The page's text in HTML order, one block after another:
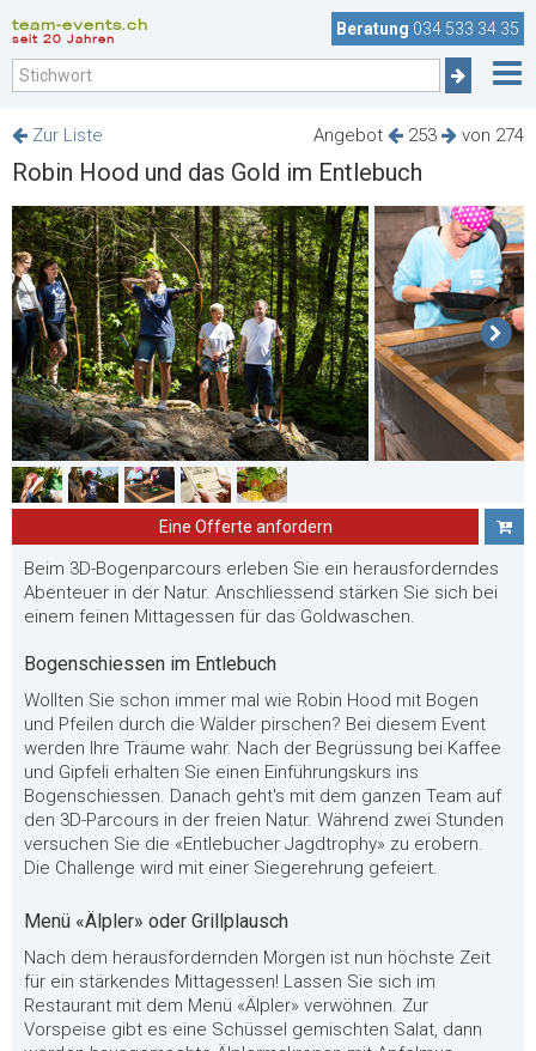
team-events.ch
seit 20 Jahren
Beratung 034 533 34 35
Angebot 253 von 274
Zur Liste
Robin Hood und das Gold im Entlebuch
Eine Offerte anfordern
Beim 3D-Bogenparcours erleben Sie ein herausforderndes
Abenteuer in der Natur. Anschliessend stärken Sie sich bei
einem feinen Mittagessen für das Goldwaschen.
Bogenschiessen im Entlebuch
Wollten Sie schon immer mal wie Robin Hood mit Bogen
und Pfeilen durch die Wälder pirschen? Bei diesem Event
werden Ihre Träume wahr. Nach der Begrüssung bei Kaffee
und Gipfeli erhalten Sie einen Einführungskurs ins
Bogenschiessen. Danach geht's mit dem ganzen Team auf
den 3D-Parcours in der freien Natur. Während zwei Stunden
versuchen Sie die «Entlebucher Jagdtrophy» zu erobern.
Die Challenge wird mit einer Siegerehrung gefeiert.
Menü «Älpler» oder Grillplausch
Nach dem herausfordernden Morgen ist nun höchste Zeit
für ein stärkendes Mittagessen! Lassen Sie sich im
Restaurant mit dem Menü «Älpler» verwöhnen. Zur
Vorspeise gibt es eine Schüssel gemischten Salat, dann